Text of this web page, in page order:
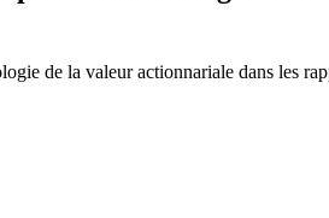
de la valeur actionnariale dans les